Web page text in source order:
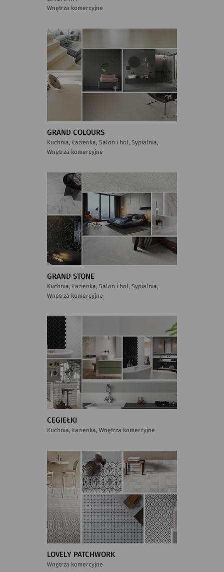
Wnętrza komercyjne
GRAND COLOURS
Kuchnia, Łazienka, Salon i hol, Sypialnia,
Wnętrza komercyjne
GRAND STONE
Kuchnia, Łazienka, Salon i hol, Sypialnia,
Wnętrza komercyjne
CEGIEŁKI
Kuchnia, Łazienka, Wnętrza komercyjne
LOVELY PATCHWORK
Wnętrza komercyjne